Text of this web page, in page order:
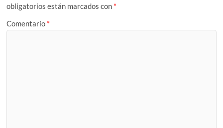
obligatorios están marcados con *
Comentario *